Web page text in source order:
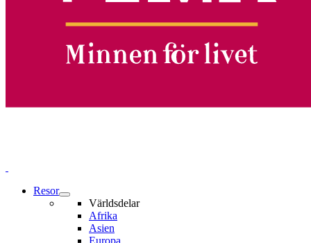
Resor
Världsdelar
Afrika
Asien
Europa